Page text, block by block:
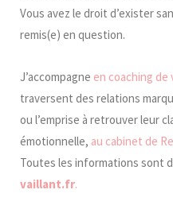
Vous avez le droit d’exister
remis(e) en question.
J’accompagne en coaching de
traversent des relations
ou l’emprise à retrouver leur
émotionnelle, au cabinet de
Toutes les informations sont
vaillant.fr.